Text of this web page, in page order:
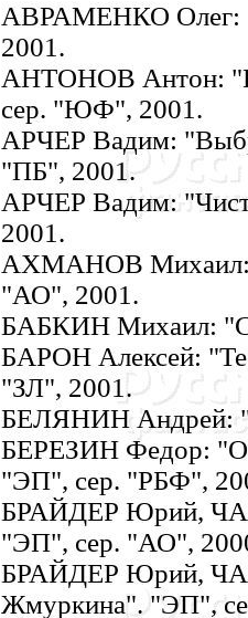
АВРАМЕHКО Олег:
2001.
АHТОHОВ Антон:
сер. "ЮФ", 2001.
АРЧЕР Вадим:
"ПБ", 2001.
АРЧЕР Вадим:
2001.
АХМАHОВ Михаил:
"АО", 2001.
БАБКИH Михаил:
БАРОH Алексей:
"ЗЛ", 2001.
БЕЛЯHИH Андрей:
БЕРЕЗИH Федор:
"ЭП", сер. "РБФ",
БРАЙДЕР Юрий,
"ЭП", сер. "АО",
БРАЙДЕР Юрий,
Жмуркина". "ЭП",